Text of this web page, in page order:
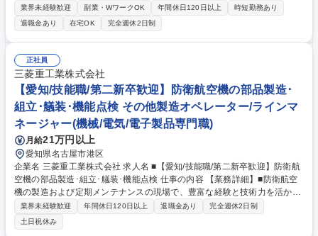
をお任せします。 【仕事内容詳細】■本社として国内外営業部隊との連携
を図ったうえでＧＲ Garageを通じたビジネスの事業方針の策定、事業管
理を行う ■GR Grageをもつ販売会社のオーナー、社長、販売本部長、店
長、スタッフまで幅広い階層を巻き込んで事業方針を浸透させ実行のフォ
ローする ■チャネル政策において、新規ビジネス、スタッフ向けの研修、
デジタルを活用した施策の企画/実行。 募集職種 [QJ]【事業推進】GRブラ
ンドの販売チャネル(GR Garage)の戦略と企画立案・実行
業界未経験歓迎 副業・WワークOK 年間休日120日以上
時短勤務あり
退職金あり
在宅OK 完全週休2日制
正社員
三菱重工業株式会社
【愛知/技能職/第二新卒歓迎】防衛航空機の部品製造･
組立･艤装･機能点検 その他製造オペレーター/ラインマ
ネージャー(機械/電気/電子製品専門職)
月給21万円以上
愛知県名古屋市港区
企業名 三菱重工業株式会社 求人名 ■【愛知/技能職/第二新卒歓迎】防衛航
空機の部品製造･組立･艤装･機能点検 仕事の内容 【業務詳細】■防衛航空
機の製造および定期メンテナンスの現場で、豊富な経験と技術力を活かし
て航空機の性能向上と安全性の確保に貢献。国家の安全保障に欠かせない
責任ある仕事に挑戦できます。 ■複合材部品の成形作業:高度な技術を駆使
して軽量かつ強靭な部品を製造■組立･結合作業:板材や各種部品の穴あけ･
業界未経験歓迎 年間休日120日以上 退職金あり
完全週休2日制
土日祝休み